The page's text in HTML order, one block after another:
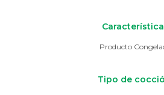
Producto
Tipo de